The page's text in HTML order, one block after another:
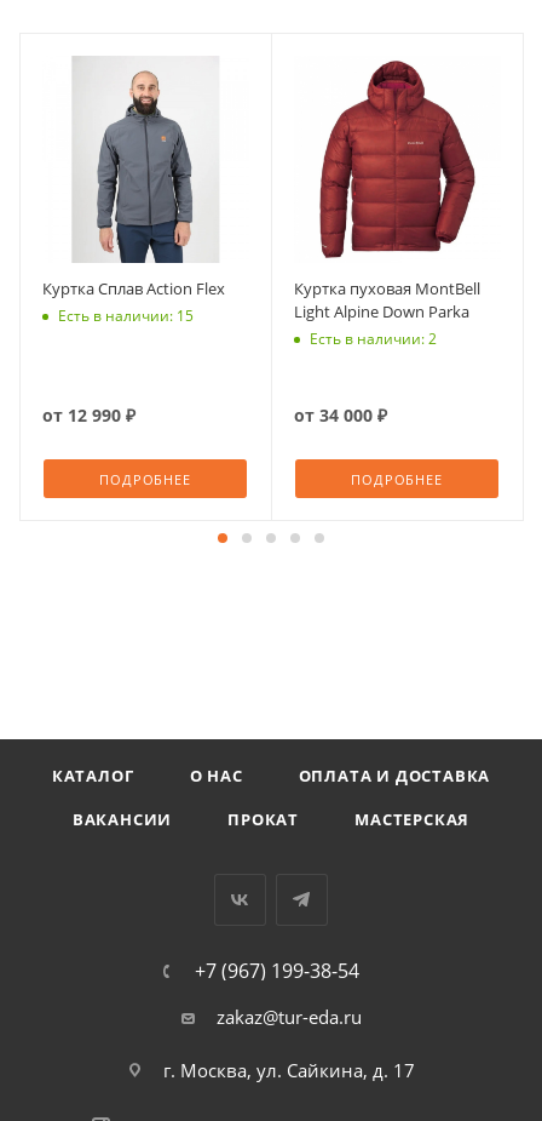
Куртка Сплав Action Flex
Есть в наличии: 15
от 12 990 ₽
ПОДРОБНЕЕ
Куртка пуховая MontBell
Light Alpine Down Parka
Есть в наличии: 2
от 34 000 ₽
ПОДРОБНЕЕ
КАТАЛОГ О НАС
ОПЛАТА И ДОСТАВКА
ВАКАНСИИ
ПРОКАТ МАСТЕРСКАЯ
+7 (967) 199-38-54
zakaz@tur-eda.ru
г. Москва, ул. Сайкина, д. 17